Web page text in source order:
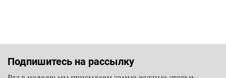
Подпишитесь на рассылку